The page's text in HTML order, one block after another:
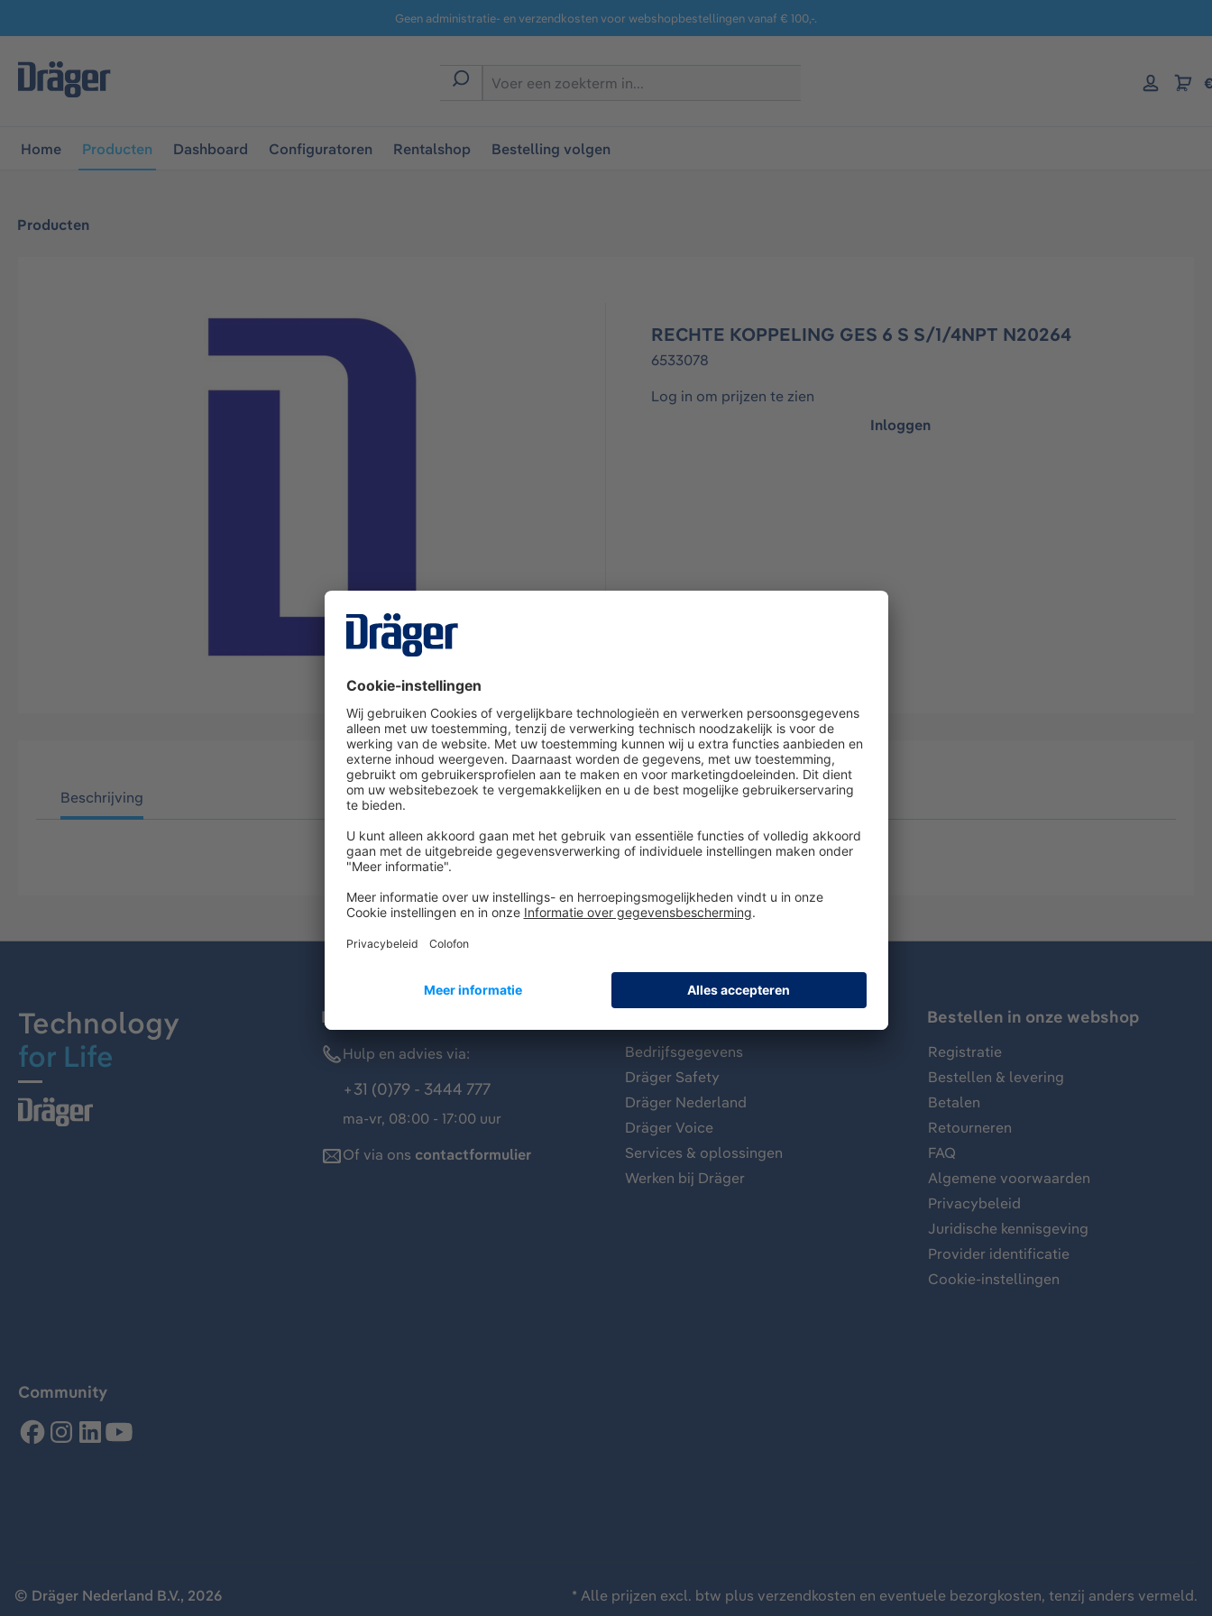
Ga naar navigatie B2B-platformGeen administratie- en verzendkosten voor webshopbestellingen vanaf € 100,-.
Home Producten Dashboard Configuratoren Rentalshop Bestelling volgen
Producten
RECHTE KOPPELING GES 6 S S/1/4NPT N20264
6533078
Log in om prijzen te zien
Inloggen
Beschrijving
Technology
for Life
Dräger klantenservice
Hulp en advies via:
+31 (0)79 - 3444 777
ma-vr, 08:00 - 17:00 uur
Of via ons contactformulier
Bedrijfsgegevens
Dräger Safety
Dräger Nederland
Dräger Voice
Services & oplossingen
Werken bij Dräger
Bestellen in onze webshop
Registratie
Bestellen & levering
Betalen
Retourneren
FAQ
Algemene voorwaarden
Privacybeleid
Juridische kennisgeving
Provider identificatie
Cookie-instellingen
Community
© Dräger Nederland B.V., 2026 * Alle prijzen excl. btw plus verzendkosten en eventuele bezorgkosten, tenzij anders vermeld.